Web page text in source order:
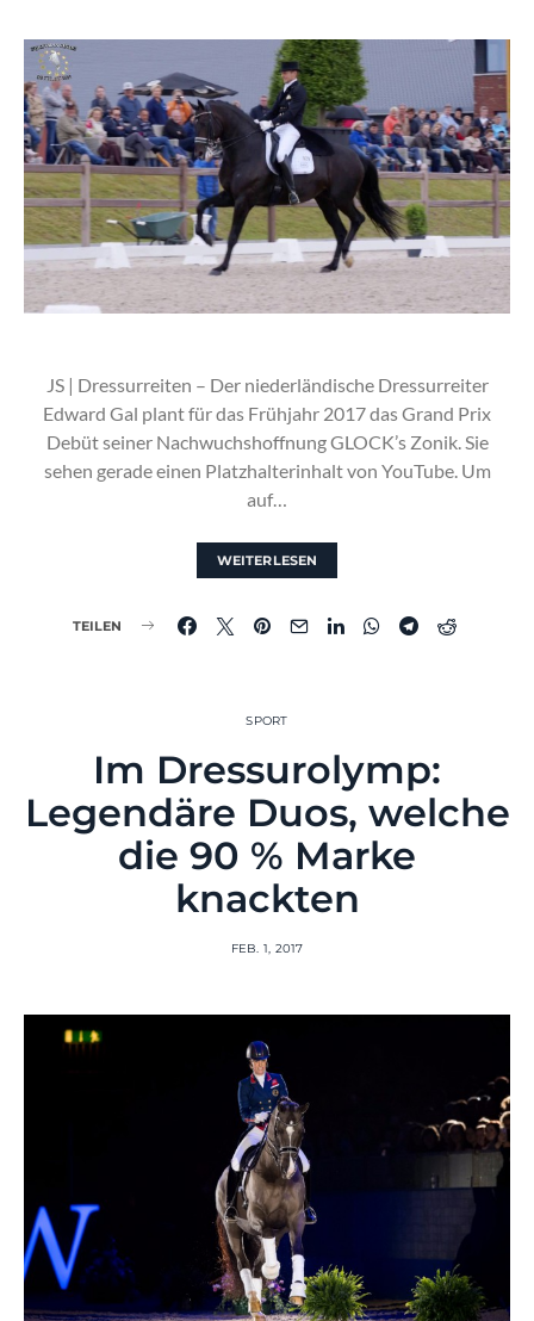
JS | Dressurreiten – Der niederländische Dressurreiter
Edward Gal plant für das Frühjahr 2017 das Grand Prix
Debüt seiner Nachwuchshoffnung GLOCK’s Zonik. Sie
sehen gerade einen Platzhalterinhalt von YouTube. Um
auf…
WEITERLESEN
TEILEN
SPORT
Im Dressurolymp:
Legendäre Duos, welche
die 90 % Marke
knackten
FEB. 1, 2017